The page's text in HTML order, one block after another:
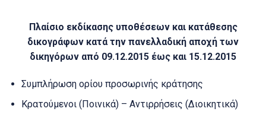
Πλαίσιο εκδίκασης υποθέσεων και κατάθεσης
δικογράφων κατά την πανελλαδική αποχή των
δικηγόρων από 09.12.2015 έως και 15.12.2015
Συμπλήρωση ορίου προσωρινής κράτησης
Κρατούμενοι (Ποινικά) – Αντιρρήσεις (Διοικητικά)